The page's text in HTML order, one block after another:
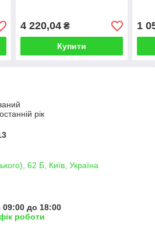
4 220,04₴
Купити
1
рік
62 Б, Київ, Україна
09:00 до 18:00
роботи